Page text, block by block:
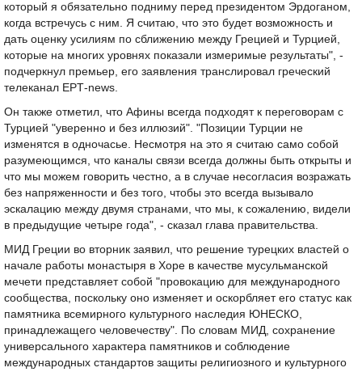
который я обязательно подниму перед президентом Эрдоганом,
когда встречусь с ним. Я считаю, что это будет возможность и
дать оценку усилиям по сближению между Грецией и Турцией,
которые на многих уровнях показали измеримые результаты", -
подчеркнул премьер, его заявления транслировал греческий
телеканал ΕΡΤ-news.
Он также отметил, что Афины всегда подходят к переговорам с
Турцией "уверенно и без иллюзий". "Позиции Турции не
изменятся в одночасье. Несмотря на это я считаю само собой
разумеющимся, что каналы связи всегда должны быть открыты и
что мы можем говорить честно, а в случае несогласия возражать
без напряженности и без того, чтобы это всегда вызывало
эскалацию между двумя странами, что мы, к сожалению, видели
в предыдущие четыре года", - сказал глава правительства.
МИД Греции во вторник заявил, что решение турецких властей о
начале работы монастыря в Хоре в качестве мусульманской
мечети представляет собой "провокацию для международного
сообщества, поскольку оно изменяет и оскорбляет его статус как
памятника всемирного культурного наследия ЮНЕСКО,
принадлежащего человечеству". По словам МИД, сохранение
универсального характера памятников и соблюдение
международных стандартов защиты религиозного и культурного